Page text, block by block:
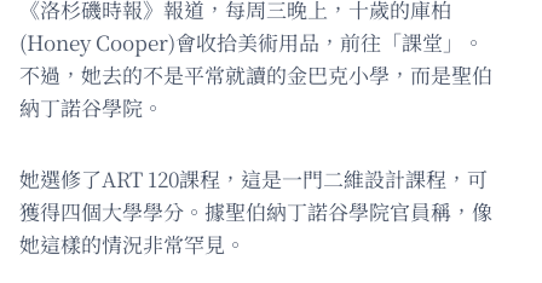
《洛杉磯時報》報道，每周三晚上，十歲的庫柏
(Honey Cooper)會收拾美術用品，前往「課堂」。
不過，她去的不是平常就讀的金巴克小學，而是聖伯
納丁諾谷學院。
她選修了ART 120課程，這是一門二維設計課程，可
獲得四個大學學分。據聖伯納丁諾谷學院官員稱，像
她這樣的情況非常罕見。